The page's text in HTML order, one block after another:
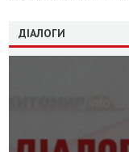
ДІАЛОГИ